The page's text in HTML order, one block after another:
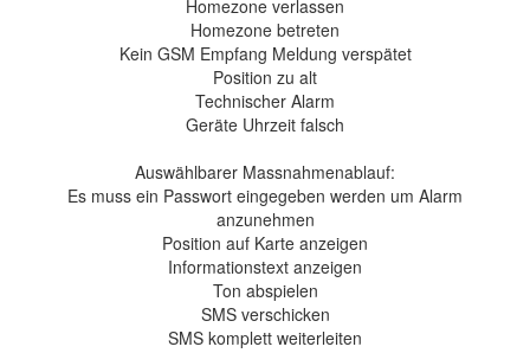
Homezone verlassen
Homezone betreten
Kein GSM Empfang Meldung verspätet
Position zu alt
Technischer Alarm
Geräte Uhrzeit falsch
Auswählbarer Massnahmenablauf:
Es muss ein Passwort eingegeben werden um Alarm
anzunehmen
Position auf Karte anzeigen
Informationstext anzeigen
Ton abspielen
SMS verschicken
SMS komplett weiterleiten